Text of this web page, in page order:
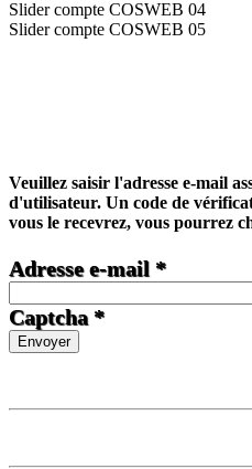
Slider compte COSWEB 04
Slider compte COSWEB 05
Veuillez saisir l'adresse e-mail
d'utilisateur. Un code de
vous le recevrez, vous pourrez
Adresse e-mail *
Captcha *
Envoyer